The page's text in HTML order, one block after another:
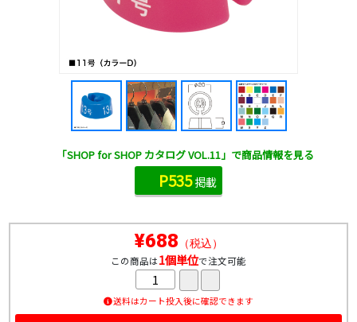
¥688 （税込）
この商品は1個単位で注文可能
送料はカート投入後に確認できます
「SHOP for SHOP カタログ VOL.11」で商品情報を見る
P535掲載